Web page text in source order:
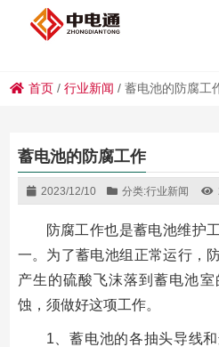
首页 /行业新闻 /蓄电池的防腐工
蓄电池的防腐工作
2023/12/10 分类:行业新闻
防腐工作也是蓄电池维护
一。为了蓄电池组正常运行，
产生的硫酸飞沫落到蓄电池
蚀，须做好这项工作。
1、蓄电池的各抽头导线